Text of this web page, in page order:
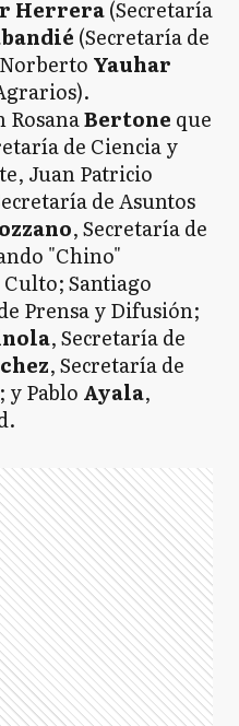
Herrera(Secretaría
(Secretaría de
Yauhar
RosanaBertone que
de Ciencia y
Juan Patricio
de Asuntos
, Secretaría de
"Chino"
Santiago
Prensa y Difusión;
, Secretaría de
, Secretaría de
y Pablo Ayala,